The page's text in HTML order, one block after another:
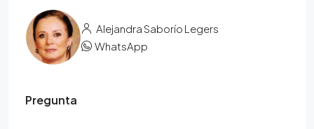
Alejandra Saborío Legers
WhatsApp
Pregunta